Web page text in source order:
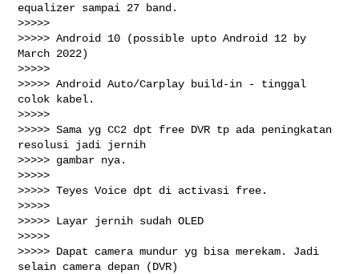
equalizer sampai 27 band.
>>>>>
>>>>> Android 10 (possible upto Android 12 by
March 2022)
>>>>>
>>>>> Android Auto/Carplay build-in - tinggal
colok kabel.
>>>>>
>>>>> Sama yg CC2 dpt free DVR tp ada peningkatan
resolusi jadi jernih
>>>>> gambar nya.
>>>>>
>>>>> Teyes Voice dpt di activasi free.
>>>>>
>>>>> Layar jernih sudah OLED
>>>>>
>>>>> Dapat camera mundur yg bisa merekam. Jadi
selain camera depan (DVR)